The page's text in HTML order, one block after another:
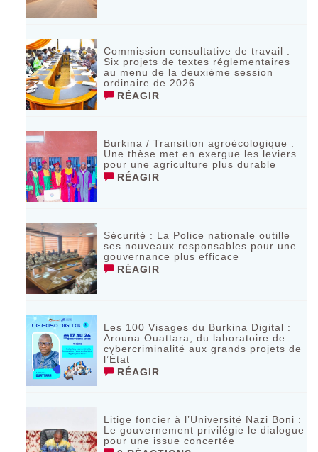
Commission consultative de travail :
Six projets de textes réglementaires
au menu de la deuxième session
ordinaire de 2026
RÉAGIR
Burkina / Transition agroécologique :
Une thèse met en exergue les leviers
pour une agriculture plus durable
RÉAGIR
Sécurité : La Police nationale outille
ses nouveaux responsables pour une
gouvernance plus efficace
RÉAGIR
Les 100 Visages du Burkina Digital :
Arouna Ouattara, du laboratoire de
cybercriminalité aux grands projets de
l’État
RÉAGIR
Litige foncier à l’Université Nazi Boni :
Le gouvernement privilégie le dialogue
pour une issue concertée